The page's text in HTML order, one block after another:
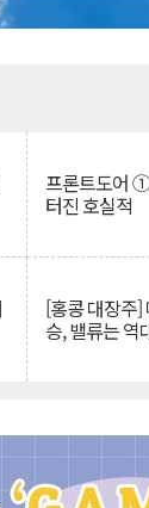
프론트도어
터진 호실적
[홍콩 대장주
승, 밸류는 역